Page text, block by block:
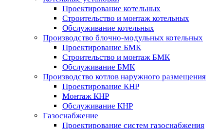
Проектирование котельных
Строительство и монтаж котельных
Обслуживание котельных
Производство блочно-модульных котельных
Проектирование БМК
Строительство и монтаж БМК
Обслуживание БМК
Производство котлов наружного размещения
Проектирование КНР
Монтаж КНР
Обслуживание КНР
Газоснабжение
Проектирование систем газоснабжения